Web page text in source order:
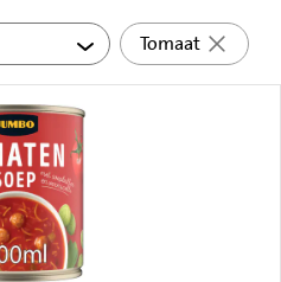
Tomaat